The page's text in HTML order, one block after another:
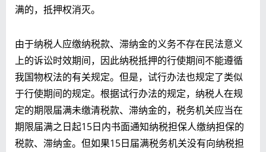
满的，抵押权消灭。
由于纳税人应缴纳税款、滞纳金的义务不存在民法意义
上的诉讼时效期间，因此纳税抵押的行使期间不能遵循
我国物权法的有关规定。但是，试行办法也规定了类似
于行使期间的规定。根据试行办法的规定，纳税人在规
定的期限届满未缴清税款、滞纳金的，税务机关应当在
期限届满之日起15日内书面通知纳税担保人缴纳担保的
税款、滞纳金。但如果15日届满税务机关没有向纳税担